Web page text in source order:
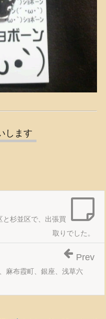
します
杉並区で、出張買
取りでした。
麻布霞町、銀座、浅草六
Prev